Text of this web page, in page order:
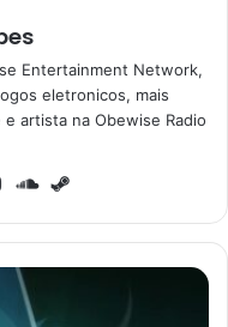
Entertainment Network,
eletronicos, mais
artista na Obewise Radio
InstagramSoundCloud